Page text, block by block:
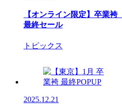
【オンライン限定】卒業袴
最終セール
トピックス
2025.12.21